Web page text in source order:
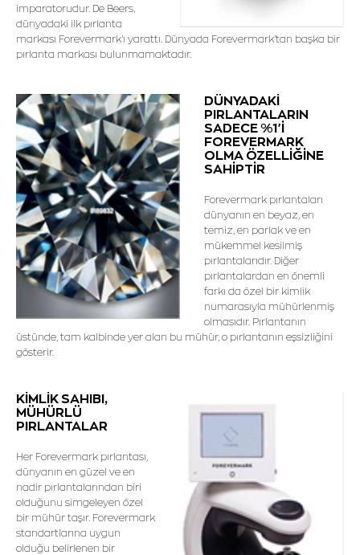
imparatorudur. De Beers,
dünyadaki ilk pırlanta
markası Forevermark'ı yarattı. Dünyada Forevermark'tan başka bir
pırlanta markası bulunmamaktadır.
DÜNYADAKİ
PIRLANTALARIN
SADECE %1'İ
FOREVERMARK
OLMA ÖZELLİĞİNE
SAHİPTİR
Forevermark pırlantaları
dünyanın en beyaz, en
temiz, en parlak ve en
mükemmel kesilmiş
pırlantalarıdır. Diğer
pırlantalardan en önemli
farkı da özel bir kimlik
numarasıyla mühürlenmiş
olmasıdır. Pırlantanın
üstünde, tam kalbinde yer alan bu mühür, o pırlantanın eşsizliğini
gösterir.
KİMLİK SAHIBI,
MÜHÜRLÜ
PIRLANTALAR
Her Forevermark pırlantası,
dünyanın en güzel ve en
nadir pırlantalarından biri
olduğunu simgeleyen özel
bir mühür taşır. Forevermark
standartlarına uygun
olduğu belirlenen bir